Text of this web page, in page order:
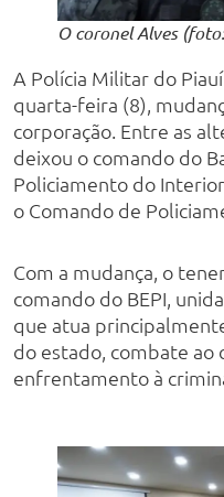
O coronel Alves
A Polícia Militar do
quarta-feira (8),
corporação. Entre as
deixou o comando do
Policiamento do
o Comando de
Com a mudança, o
comando do BEPI,
que atua
do estado, combate ao
enfrentamento à